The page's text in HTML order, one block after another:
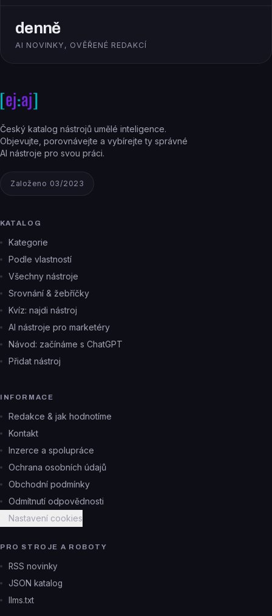
denně
AI NOVINKY, OVĚŘENÉ REDAKCÍ
Český katalog nástrojů umělé inteligence.
Objevujte, porovnávejte a vybírejte ty správné
AI nástroje pro svou práci.
Založeno 03/2023
KATALOG
Kategorie
Podle vlastností
Všechny nástroje
Srovnání & žebříčky
Kvíz: najdi nástroj
AI nástroje pro marketéry
Návod: začínáme s ChatGPT
Přidat nástroj
INFORMACE
Redakce & jak hodnotíme
Kontakt
Inzerce a spolupráce
Ochrana osobních údajů
Obchodní podmínky
Odmítnutí odpovědnosti
Nastavení cookies
PRO STROJE A ROBOTY
RSS novinky
JSON katalog
llms.txt